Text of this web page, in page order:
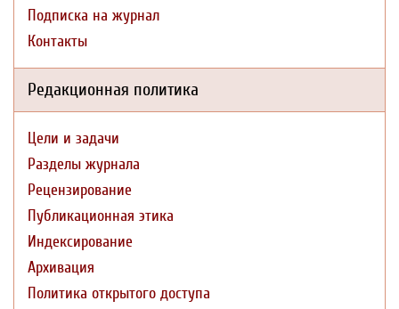
Подписка на журнал
Контакты
Редакционная политика
Цели и задачи
Разделы журнала
Рецензирование
Публикационная этика
Индексирование
Архивация
Политика открытого доступа